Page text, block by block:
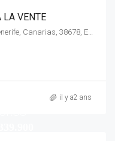
LA VENTE
il y a2 ans